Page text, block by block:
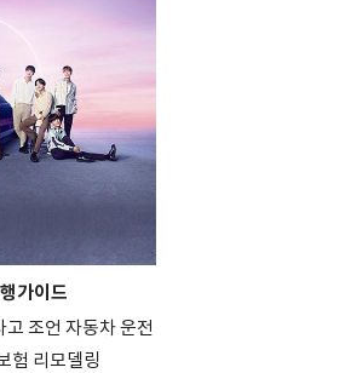
가이드
조언 자동차 운전
험 리모델링